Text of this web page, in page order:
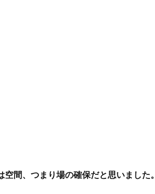
間、つまり場の確保だと思いました。